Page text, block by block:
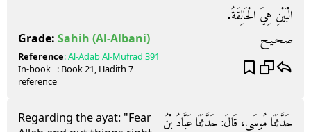
الْبَيْنِ هِيَ الْحَالِقَةُ‏.‏
Grade: Sahih (Al-Albani) صـحـيـح
Reference:Al-Adab Al-Mufrad 391
In-book
reference
: Book21, Hadith 7
Regarding the ayat: "Fear
حَدَّثَنَا مُوسَى، قَالَ‏:‏ حَدَّثَنَا عَبَّادُ بْنُ